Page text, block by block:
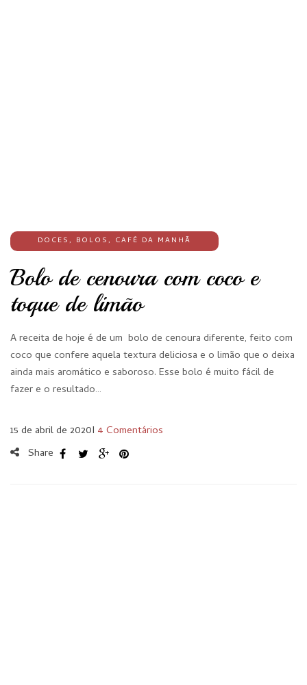
DOCES, BOLOS, CAFÉ DA MANHÃ
Bolo de cenoura com coco e
toque de limão
A receita de hoje é de um bolo de cenoura diferente, feito com
coco que confere aquela textura deliciosa e o limão que o deixa
ainda mais aromático e saboroso. Esse bolo é muito fácil de
fazer e o resultado…
15 de abril de 2020I 4 Comentários
Share